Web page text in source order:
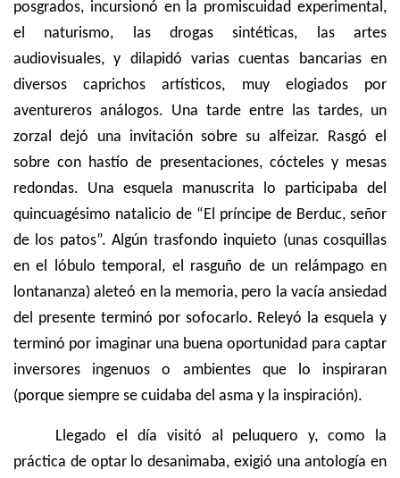
posgrados, incursionó en la promiscuidad experimental,
el naturismo, las drogas sintéticas, las artes
audiovisuales, y dilapidó varias cuentas bancarias en
diversos caprichos artísticos, muy elogiados por
aventureros análogos. Una tarde entre las tardes, un
zorzal dejó una invitación sobre su alfeizar. Rasgó el
sobre con hastío de presentaciones, cócteles y mesas
redondas. Una esquela manuscrita lo participaba del
quincuagésimo natalicio de “El príncipe de Berduc, señor
de los patos”. Algún trasfondo inquieto (unas cosquillas
en el lóbulo temporal, el rasguño de un relámpago en
lontananza) aleteó en la memoria, pero la vacía ansiedad
del presente terminó por sofocarlo. Releyó la esquela y
terminó por imaginar una buena oportunidad para captar
inversores ingenuos o ambientes que lo inspiraran
(porque siempre se cuidaba del asma y la inspiración).
Llegado el día visitó al peluquero y, como la
práctica de optar lo desanimaba, exigió una antología en